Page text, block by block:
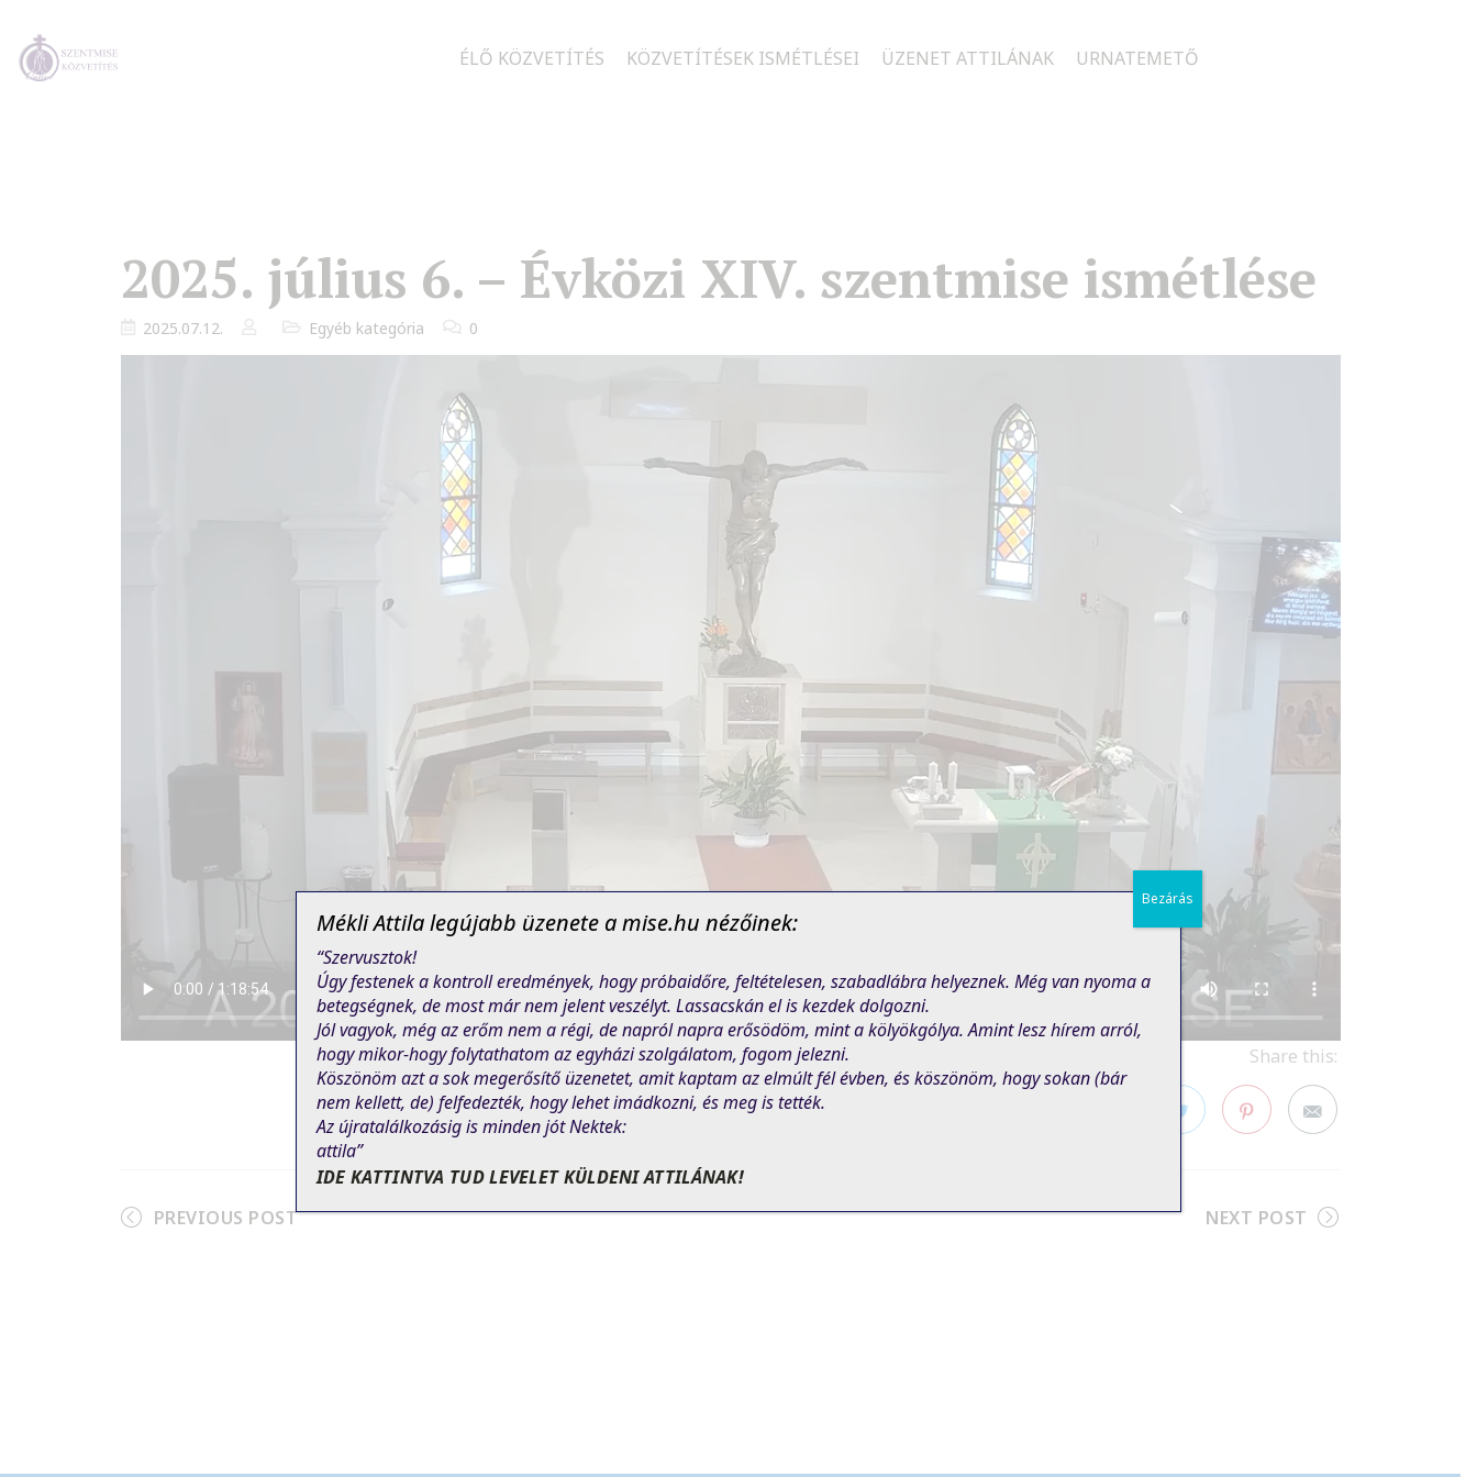
ÉLŐ KÖZVETÍTÉS KÖZVETÍTÉSEK ISMÉTLÉSEI ÜZENET ATTILÁNAK URNATEMETŐ
2025. július 6. – Évközi XIV. szentmise ismétlése
2025.07.12. Egyéb kategória 0
Share this:
PREVIOUS POST NEXT POST
Mékli Attila legújabb üzenete a mise.hu nézőinek:
“Szervusztok!
Úgy festenek a kontroll eredmények, hogy próbaidőre, feltételesen, szabadlábra helyeznek. Még van nyoma a
betegségnek, de most már nem jelent veszélyt. Lassacskán el is kezdek dolgozni.
Jól vagyok, még az erőm nem a régi, de napról napra erősödöm, mint a kölyökgólya. Amint lesz hírem arról,
hogy mikor-hogy folytathatom az egyházi szolgálatom, fogom jelezni.
Köszönöm azt a sok megerősítő üzenetet, amit kaptam az elmúlt fél évben, és köszönöm, hogy sokan (bár
nem kellett, de) felfedezték, hogy lehet imádkozni, és meg is tették.
Az újratalálkozásig is minden jót Nektek:
attila”
IDE KATTINTVA TUD LEVELET KÜLDENI ATTILÁNAK!
Bezárás